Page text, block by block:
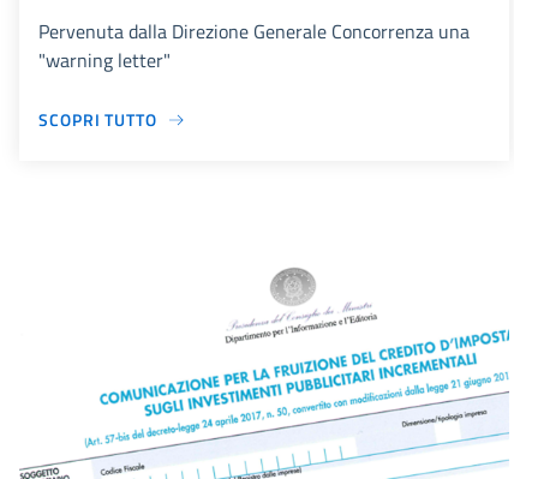
Pervenuta dalla Direzione Generale Concorrenza una
"warning letter"
SCOPRI TUTTO